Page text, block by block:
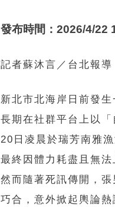
發布時間：2026/4/22
記者蘇沐言／台北報導
新北市北海岸日前發
長期在社群平台上以
20日凌晨於瑞芳南雅
最終因體力耗盡且無
然而隨著死訊傳開，
巧合，意外掀起輿論熱